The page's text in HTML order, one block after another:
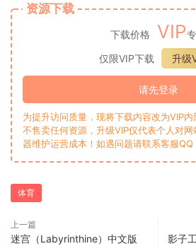
资源下载
下载价格 VIP
仅限VIP下载
升级
请先登录
为提升访问质量，现将下载内容改为VIP
不售卖任何资源，升级VIP仅代表个人对
器维护运营成本！如遇问题请联系客服
体育
上一篇
迷宫（Labyrinthine）中文版
影子